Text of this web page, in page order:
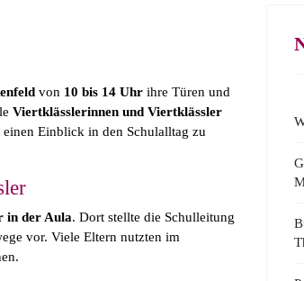
von 10 bis 14 Uhr ihre Türen und
Viertklässlerinnen und Viertklässler
Einblick in den Schulalltag zu
in der Aula. Dort stellte die Schulleitung
vor. Viele Eltern nutzten im